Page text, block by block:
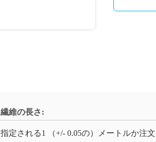
繊維の長さ:
指定される1 （+/- 0.05の）メートルか注文